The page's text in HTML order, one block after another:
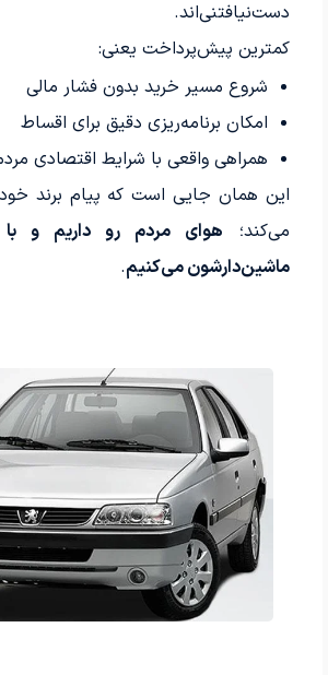
دست‌نیافتنی‌اند.
کمترین پیش‌پرداخت یعنی:
شروع مسیر خرید بدون فشار مالی
امکان برنامه‌ریزی دقیق برای اقساط
همراهی واقعی با شرایط اقتصادی
این همان جایی است که پیام برند
می‌کند؛ هوای مردم رو داریم و
ماشین‌دارشون می‌کنیم.